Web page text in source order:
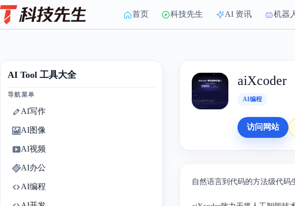
Skip
to
content
首页 科技先生 AI 资讯 机器
AI Tool 工具大全
导航菜单
AI写作
AI图像
AI视频
AI办公
AI编程
aiXcoder
AI编程
访问网站
自然语言到代码的方法级代码